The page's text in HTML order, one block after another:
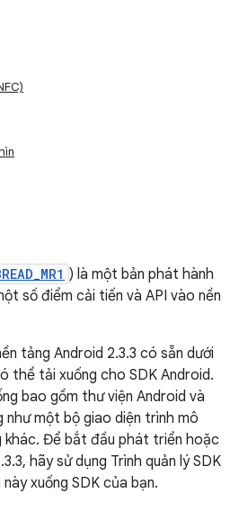
) là một bản phát hành
số điểm cải tiến và API vào nền
tảng Android 2.3.3 có sẵn dưới
thể tải xuống cho SDK Android.
bao gồm thư viện Android và
như một bộ giao diện trình mô
khác. Để bắt đầu phát triển hoặc
hãy sử dụng Trình quản lý SDK
xuống SDK của bạn.